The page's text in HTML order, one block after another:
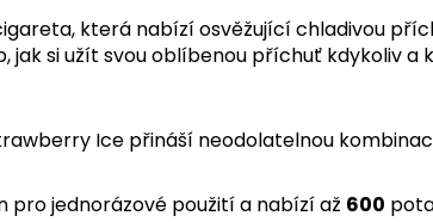
která nabízí osvěžující chladivou
si užít svou oblíbenou příchuť kdykoliv a
Ice přináší neodolatelnou
jednorázové použití a nabízí až 600